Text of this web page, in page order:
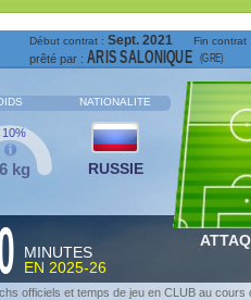
Début contrat : Sept. 2021 Fin contrat :
prêté par : ARIS SALONIQUE (GRE)
NATIONALITE
kg
10%
RUSSIE
MINUTES
EN 2025-26
officiels et temps de jeu en CLUB au cours